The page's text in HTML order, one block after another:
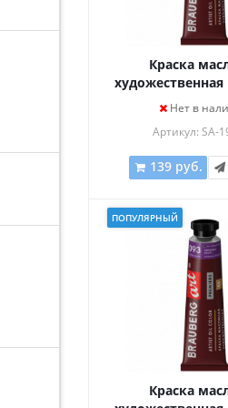
Краска
художественная
ART PREMIERE,
191418
Нет в
Артикул: SA-
139 руб.
ПОПУЛЯРНЫЙ
Краска